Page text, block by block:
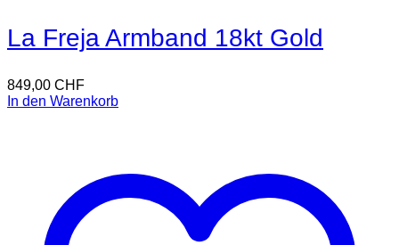
La Freja Armband 18kt Gold
849,00 CHF
In den Warenkorb